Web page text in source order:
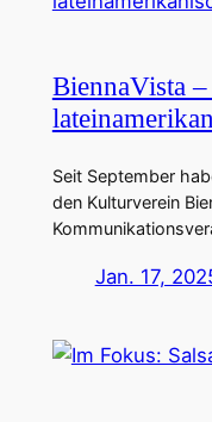
BiennaVista
Seit September
den Kulturverein
Jan. 17,